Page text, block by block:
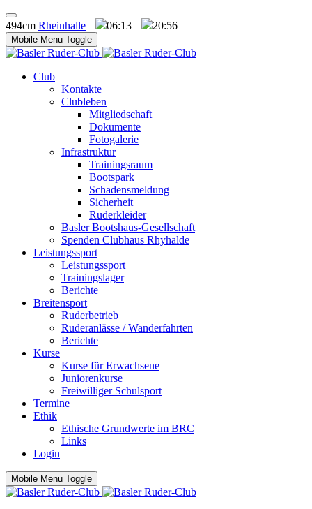
494cm Rheinhalle 06:13 20:56
Mobile Menu Toggle
Club
Kontakte
Clubleben
Mitgliedschaft
Dokumente
Fotogalerie
Infrastruktur
Trainingsraum
Bootspark
Schadensmeldung
Sicherheit
Ruderkleider
Basler Bootshaus-Gesellschaft
Spenden Clubhaus Rhyhalde
Leistungssport
Leistungssport
Trainingslager
Berichte
Breitensport
Ruderbetrieb
Ruderanlässe / Wanderfahrten
Berichte
Kurse
Kurse für Erwachsene
Juniorenkurse
Freiwilliger Schulsport
Termine
Ethik
Ethische Grundwerte im BRC
Links
Login
Mobile Menu Toggle